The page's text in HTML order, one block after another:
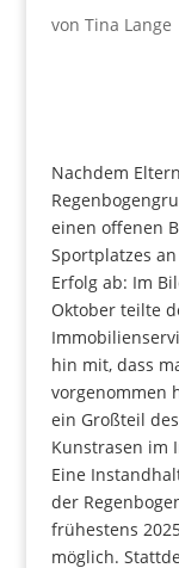
von Tina Lange
Nachdem
einen offenen
Sportplatzes
Erfolg ab: Im
Oktober teilte
hin mit, dass
vorgenommen
ein Großteil
Kunstrasen im
Eine
der
frühestens
möglich.